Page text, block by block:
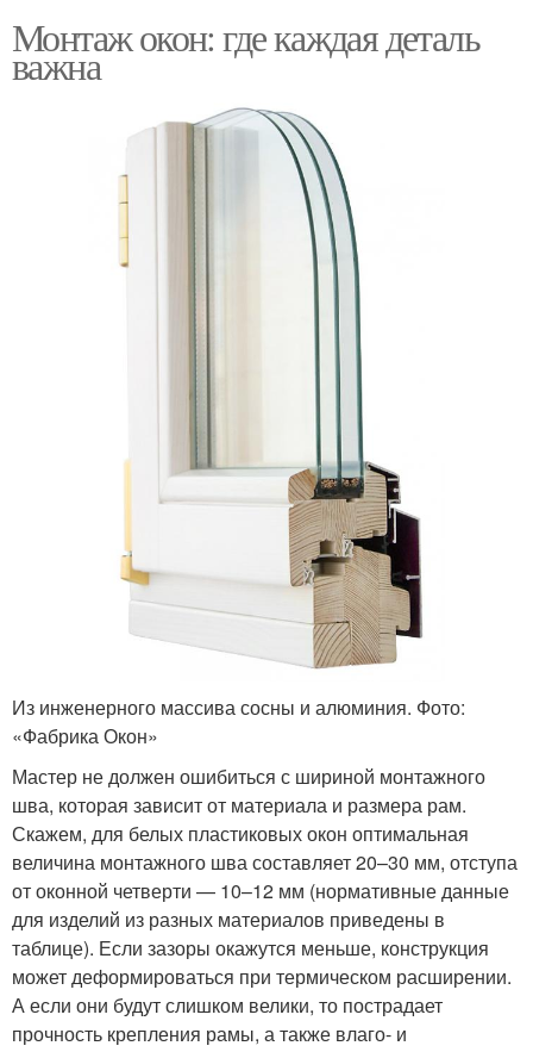
Монтаж окон: где каждая деталь
важна
Из инженерного массива сосны и алюминия. Фото:
«Фабрика Окон»
Мастер не должен ошибиться с шириной монтажного
шва, которая зависит от материала и размера рам.
Скажем, для белых пластиковых окон оптимальная
величина монтажного шва составляет 20–30 мм, отступа
от оконной четверти — 10–12 мм (нормативные данные
для изделий из разных материалов приведены в
таблице). Если зазоры окажутся меньше, конструкция
может деформироваться при термическом расширении.
А если они будут слишком велики, то пострадает
прочность крепления рамы, а также влаго- и